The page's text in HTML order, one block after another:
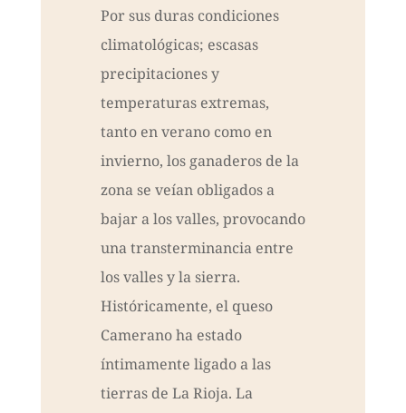
Por sus duras condiciones
climatológicas; escasas
precipitaciones y
temperaturas extremas,
tanto en verano como en
invierno, los ganaderos de la
zona se veían obligados a
bajar a los valles, provocando
una transterminancia entre
los valles y la sierra.
Históricamente, el queso
Camerano ha estado
íntimamente ligado a las
tierras de La Rioja. La